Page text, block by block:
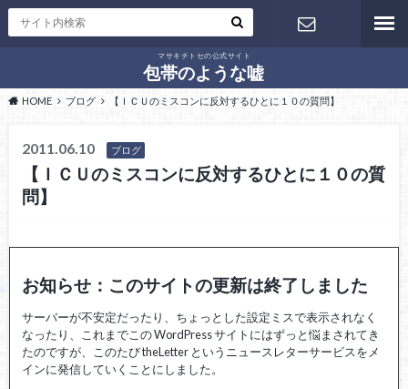
マサキチトセの公式サイト
包帯のような嘘
HOME ブログ 【ＩＣＵのミスコンに反対するひとに１０の質問】
2011.06.10 ブログ
【ＩＣＵのミスコンに反対するひとに１０の質
問】
お知らせ：このサイトの更新は終了しました
サーバーが不安定だったり、ちょっとした設定ミスで表示されなく
なったり、これまでこの WordPress サイトにはずっと悩まされてき
たのですが、このたび theLetter というニュースレターサービスをメ
インに発信していくことにしました。